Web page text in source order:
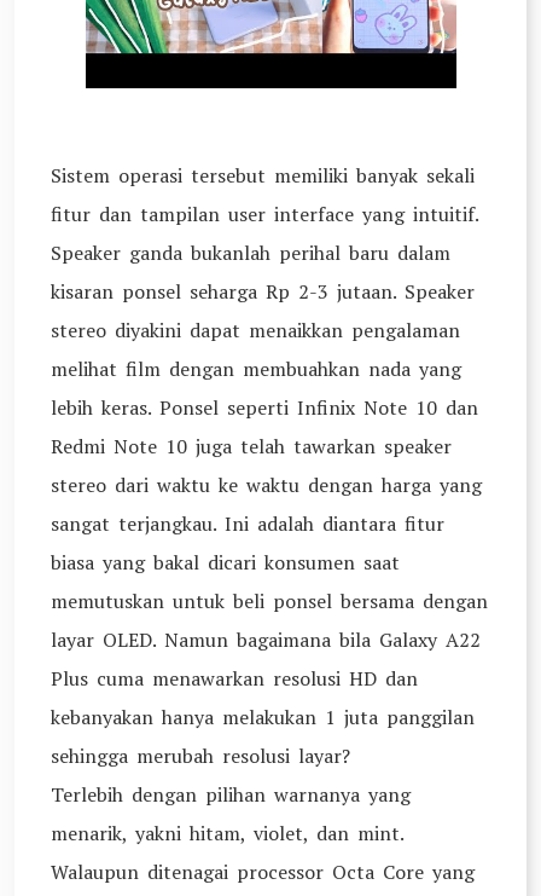
Sistem operasi tersebut memiliki banyak sekali
fitur dan tampilan user interface yang intuitif.
Speaker ganda bukanlah perihal baru dalam
kisaran ponsel seharga Rp 2-3 jutaan. Speaker
stereo diyakini dapat menaikkan pengalaman
melihat film dengan membuahkan nada yang
lebih keras. Ponsel seperti Infinix Note 10 dan
Redmi Note 10 juga telah tawarkan speaker
stereo dari waktu ke waktu dengan harga yang
sangat terjangkau. Ini adalah diantara fitur
biasa yang bakal dicari konsumen saat
memutuskan untuk beli ponsel bersama dengan
layar OLED. Namun bagaimana bila Galaxy A22
Plus cuma menawarkan resolusi HD dan
kebanyakan hanya melakukan 1 juta panggilan
sehingga merubah resolusi layar?
Terlebih dengan pilihan warnanya yang
menarik, yakni hitam, violet, dan mint.
Walaupun ditenagai processor Octa Core yang